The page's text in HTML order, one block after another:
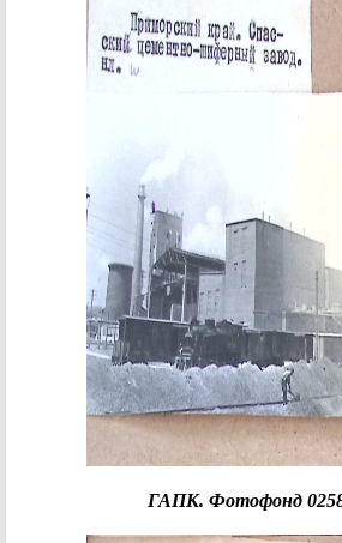
ГАПК. Фотофонд